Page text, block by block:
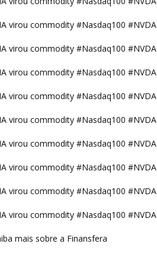
virou commodity #Nasdaq100 #NVDA
virou commodity #Nasdaq100 #NVDA
virou commodity #Nasdaq100 #NVDA
virou commodity #Nasdaq100 #NVDA
virou commodity #Nasdaq100 #NVDA
virou commodity #Nasdaq100 #NVDA
virou commodity #Nasdaq100 #NVDA
virou commodity #Nasdaq100 #NVDA
virou commodity #Nasdaq100 #NVDA
mais sobre a Finansfera